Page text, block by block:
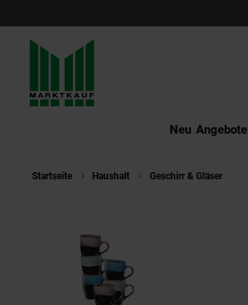
Neu Angebote
Startseite Haushalt Geschirr & Gläser